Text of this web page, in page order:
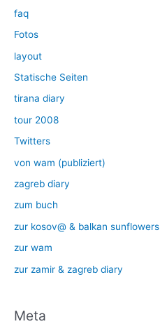
faq
Fotos
layout
Statische Seiten
tirana diary
tour 2008
Twitters
von wam (publiziert)
zagreb diary
zum buch
zur kosov@ & balkan sunflowers
zur wam
zur zamir & zagreb diary
Meta